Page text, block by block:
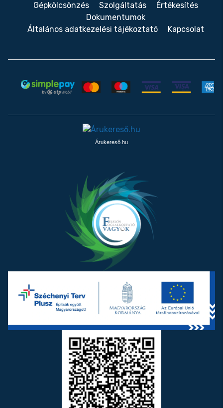
Gépkölcsönzés Szolgáltatás
Értékesítés
Dokumentumok
Általános adatkezelési tájékoztató
Kapcsolat
Árukereső.hu